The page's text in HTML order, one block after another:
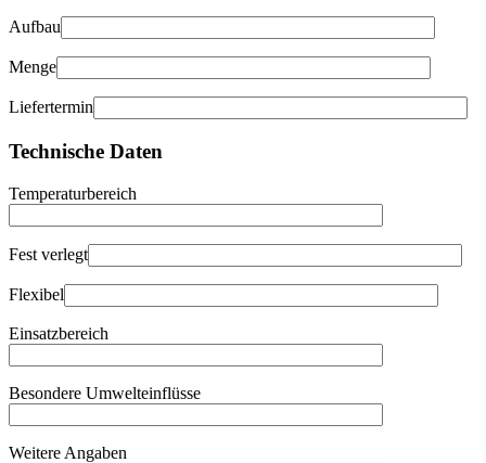
Aufbau
Menge
Liefertermin
Technische Daten
Temperaturbereich
Fest verlegt
Flexibel
Einsatzbereich
Besondere Umwelteinflüsse
Weitere Angaben